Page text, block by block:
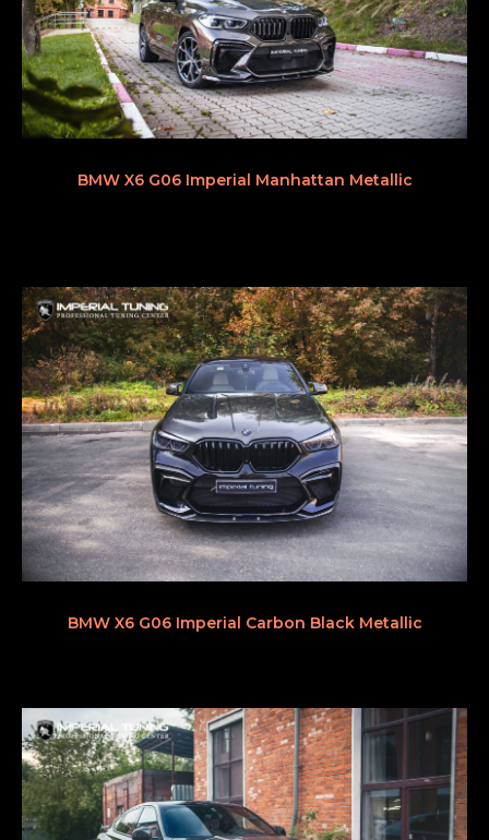
BMW X6 G06 Imperial Manhattan Metallic
BMW X6 G06 Imperial Carbon Black Metallic